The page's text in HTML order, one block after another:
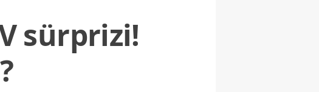
sürprizi!